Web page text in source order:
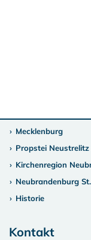
Mecklenburg
Propstei Neustrelitz
Kirchenregion
Neubrandenburg
Historie
Kontakt